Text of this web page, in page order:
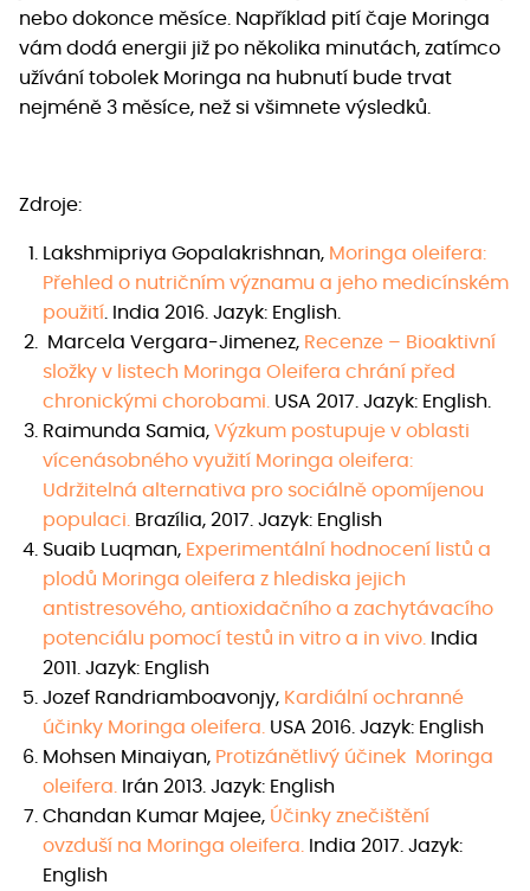
nebo dokonce měsíce. Například pití čaje Moringa
vám dodá energii již po několika minutách, zatímco
užívání tobolek Moringa na hubnutí bude trvat
nejméně 3 měsíce, než si všimnete výsledků.
Zdroje:
Lakshmipriya Gopalakrishnan, Moringa oleifera:
Přehled o nutričním významu a jeho medicínském
použití . India 2016. Jazyk: English.
Marcela Vergara-Jimenez, Recenze – Bioaktivní
složky v listech Moringa Oleifera chrání před
chronickými chorobami. USA 2017. Jazyk: English.
Raimunda Samia, Výzkum postupuje v oblasti
vícenásobného využití Moringa oleifera:
Udržitelná alternativa pro sociálně opomíjenou
populaci.
Brazília, 2017. Jazyk: English
Suaib Luqman, Experimentální hodnocení listů a
plodů Moringa oleifera z hlediska jejich
antistresového, antioxidačního a zachytávacího
potenciálu pomocí testů in vitro a in vivo.
India
2011. Jazyk: English
Jozef Randriamboavonjy, Kardiální ochranné
účinky Moringa oleifera USA 2016. Jazyk: English
Mohsen Minaiyan, Protizánětlivý účinek Moringa
oleifera
Irán 2013. Jazyk: English
Chandan Kumar Majee, Účinky znečištění
ovzduší na Moringa oleifera
India 2017. Jazyk:
English